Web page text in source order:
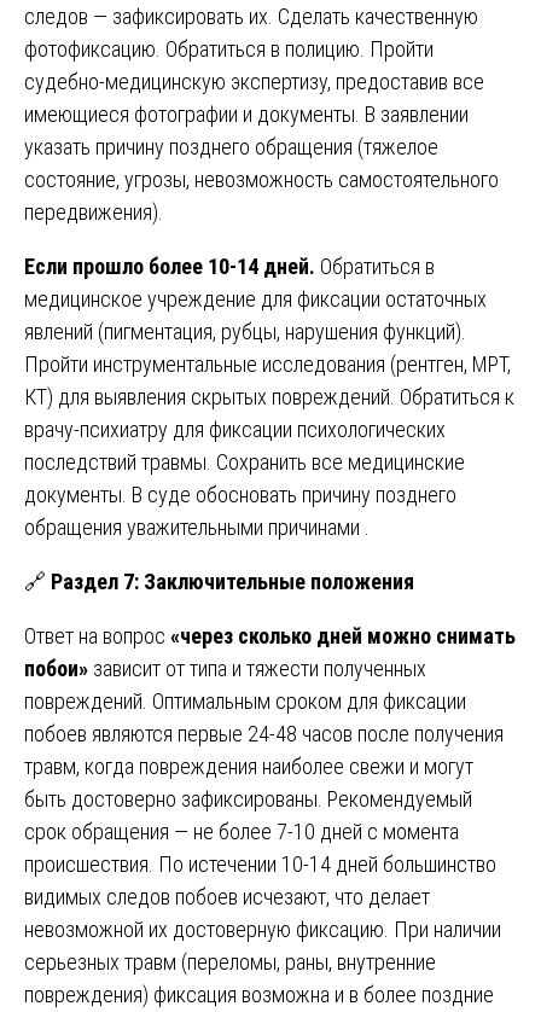
следов — зафиксировать их. Сделать качественную
фотофиксацию. Обратиться в полицию. Пройти
судебно-медицинскую экспертизу, предоставив все
имеющиеся фотографии и документы. В заявлении
указать причину позднего обращения (тяжелое
состояние, угрозы, невозможность самостоятельного
передвижения).
Если прошло более 10-14 дней. Обратиться в
медицинское учреждение для фиксации остаточных
явлений (пигментация, рубцы, нарушения функций).
Пройти инструментальные исследования (рентген, МРТ,
КТ) для выявления скрытых повреждений. Обратиться к
врачу-психиатру для фиксации психологических
последствий травмы. Сохранить все медицинские
документы. В суде обосновать причину позднего
обращения уважительными причинами .
🔗 Раздел 7: Заключительные положения
Ответ на вопрос «через сколько дней можно снимать
побои» зависит от типа и тяжести полученных
повреждений. Оптимальным сроком для фиксации
побоев являются первые 24-48 часов после получения
травм, когда повреждения наиболее свежи и могут
быть достоверно зафиксированы. Рекомендуемый
срок обращения — не более 7-10 дней с момента
происшествия. По истечении 10-14 дней большинство
видимых следов побоев исчезают, что делает
невозможной их достоверную фиксацию. При наличии
серьезных травм (переломы, раны, внутренние
повреждения) фиксация возможна и в более поздние